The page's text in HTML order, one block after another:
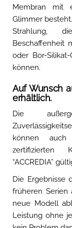
Membran mit
Glimmer
Strahlung,
Beschaffenheit
oder Bor-
können.
Auf Wunsch
erhältlich.
Die
können
zertifizierten
“ACCREDIA”
Die Ergebnisse
früheren Serien
neue Modell
Leistung ohne